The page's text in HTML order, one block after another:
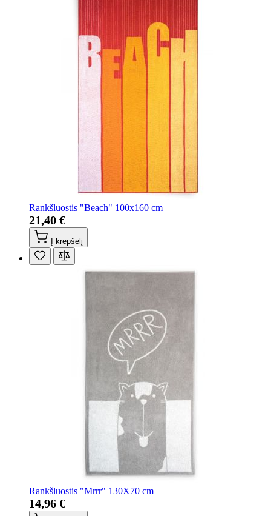
Rankšluostis "Beach" 100x160 cm
21,40 €
Į krepšelį
Rankšluostis "Mrrr" 130X70 cm
14,96 €